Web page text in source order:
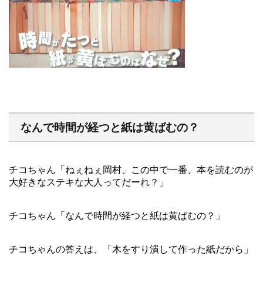
なんで時間が経つと紙は黄ばむの？
チコちゃん「ねぇねぇ岡村、この中で一番、本を読むのが
大好きなステキな大人ってだーれ？」
チコちゃん「なんで時間が経つと紙は黄ばむの？」
チコちゃんの答えは、「木をすり潰して作った紙だから」